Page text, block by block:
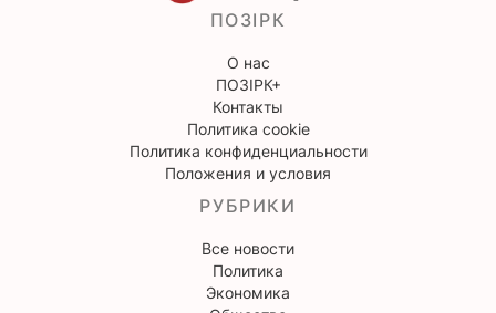
ПОЗІРК
О нас
ПОЗІРК+
Контакты
Политика cookie
Политика конфиденциальности
Положения и условия
РУБРИКИ
Все новости
Политика
Экономика